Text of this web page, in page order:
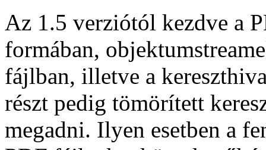
Az 1.5 verziótól kezdve a
formában,
fájlban, illetve a
részt pedig tömörített
megadni. Ilyen esetben a